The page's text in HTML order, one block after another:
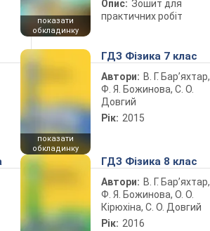
показати
обкладинку
Опис: Зошит для
практичних робіт
показати
обкладинку
ГДЗ Фізика 7 клас
Автори: В. Г. Бар’яхтар,
Ф. Я. Божинова, С. О.
Довгий
Рік: 2015
ГДЗ Фізика 8 клас
Автори: В. Г. Бар’яхтар,
Ф. Я. Божинова, О. О.
Кірюхіна, С. О. Довгий
Рік: 2016